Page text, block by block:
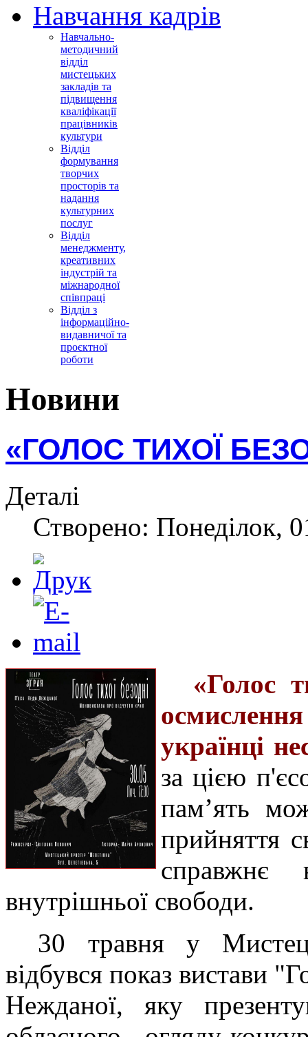
Навчання кадрів
Навчально-
методичний
відділ
мистецьких
закладів та
підвищення
кваліфікації
працівників
культури
Відділ
формування
творчих
просторів та
надання
культурних
послуг
Відділ
менеджменту,
креативних
індустрій та
міжнародної
співпраці
Відділ з
інформаційно-
видавничої та
проєктної
роботи
Новини
«ГОЛОС ТИХОЇ
Деталі
Створено: Понеділок,
«Голос
українці
за цією
пам’ять
прийняття
справжнє
внутрішньої свободи.
30 травня у
відбувся показ вистави
Нежданої, яку